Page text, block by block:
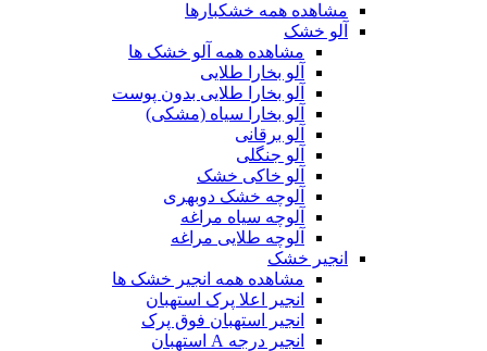
مشاهده همه خشکبارها
آلو خشک
مشاهده همه آلو خشک ها
آلو بخارا طلایی
آلو بخارا طلایی بدون پوست
آلو بخارا سیاه (مشکی)
آلو برقانی
آلو جنگلی
آلو خاکی خشک
آلوچه خشک دوبهری
آلوچه سیاه مراغه
آلوچه طلایی مراغه
انجیر خشک
مشاهده همه انجیر خشک ها
انجیر اعلا پرک استهبان
انجیر استهبان فوق پرک
انجیر درجه A استهبان